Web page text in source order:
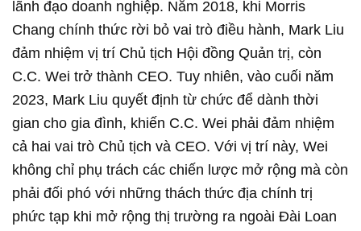
lãnh đạo doanh nghiệp. Năm 2018, khi Morris
Chang chính thức rời bỏ vai trò điều hành, Mark Liu
đảm nhiệm vị trí Chủ tịch Hội đồng Quản trị, còn
C.C. Wei trở thành CEO. Tuy nhiên, vào cuối năm
2023, Mark Liu quyết định từ chức để dành thời
gian cho gia đình, khiến C.C. Wei phải đảm nhiệm
cả hai vai trò Chủ tịch và CEO. Với vị trí này, Wei
không chỉ phụ trách các chiến lược mở rộng mà còn
phải đối phó với những thách thức địa chính trị
phức tạp khi mở rộng thị trường ra ngoài Đài Loan